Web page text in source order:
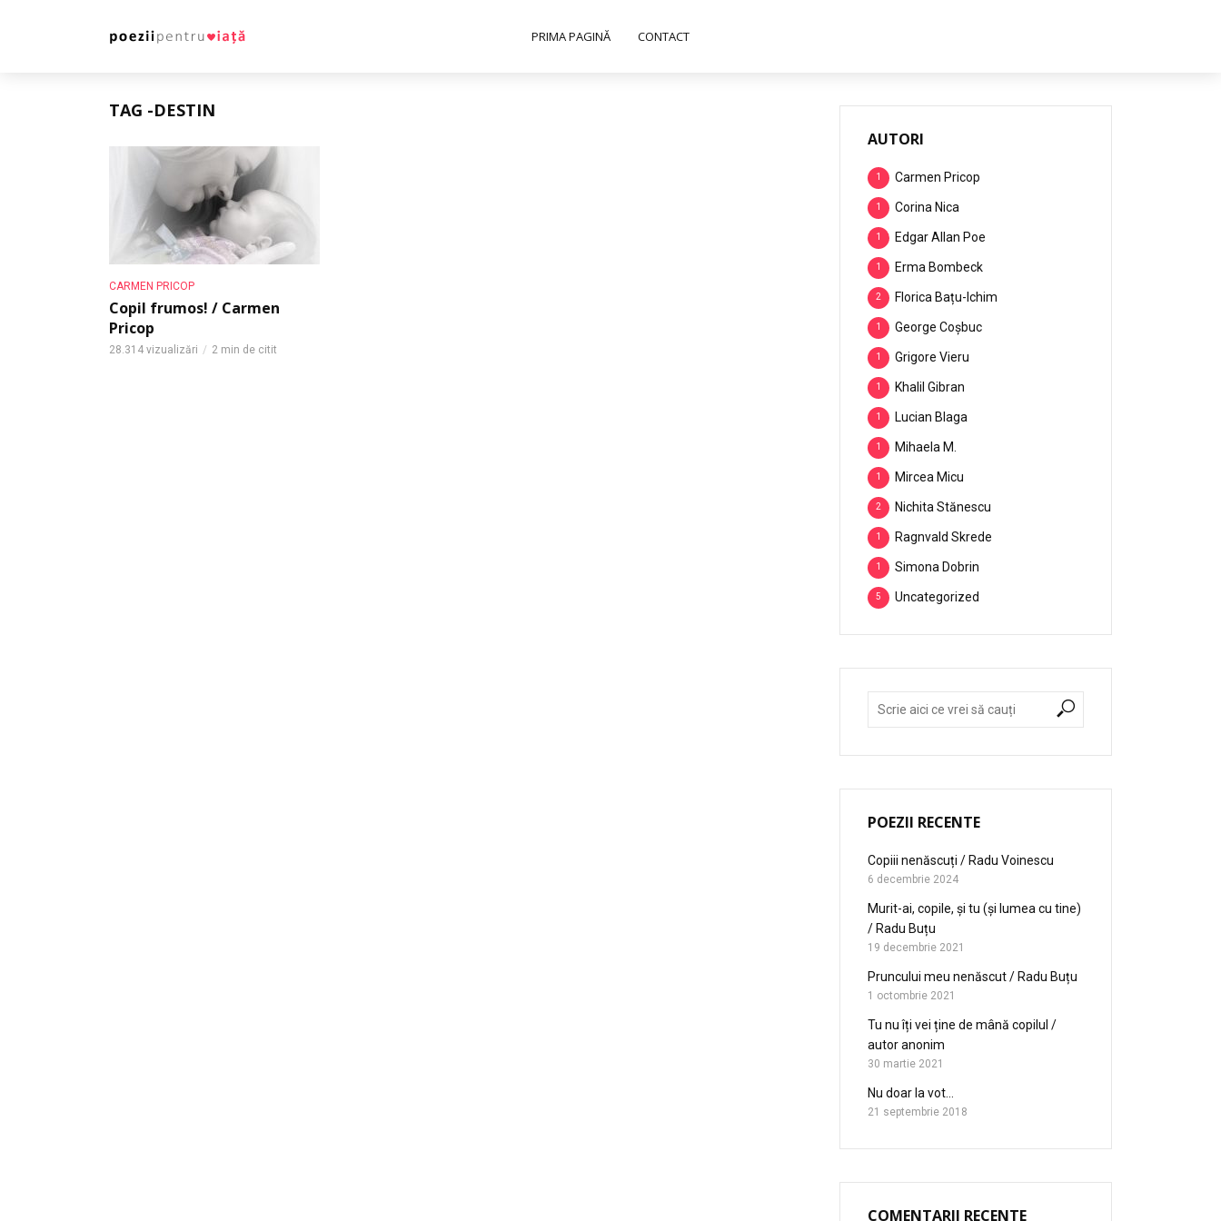
PRIMA PAGINĂ CONTACT
TAG -DESTIN
CARMEN PRICOP
Copil frumos! / Carmen
Pricop
28.314 vizualizări 2 min de citit
AUTORI
Carmen Pricop
1
Corina Nica
1
Edgar Allan Poe
1
Erma Bombeck
1
Florica Bațu-Ichim
2
George Coșbuc
1
Grigore Vieru
1
Khalil Gibran
1
Lucian Blaga
1
Mihaela M.
1
Mircea Micu
1
Nichita Stănescu
2
Ragnvald Skrede
1
Simona Dobrin
1
Uncategorized
5
POEZII RECENTE
Copiii nenăscuți / Radu Voinescu
6 decembrie 2024
Murit-ai, copile, și tu (și lumea cu tine)
/ Radu Buțu
19 decembrie 2021
Pruncului meu nenăscut / Radu Buțu
1 octombrie 2021
Tu nu îți vei ține de mână copilul /
autor anonim
30 martie 2021
Nu doar la vot…
21 septembrie 2018
COMENTARII RECENTE